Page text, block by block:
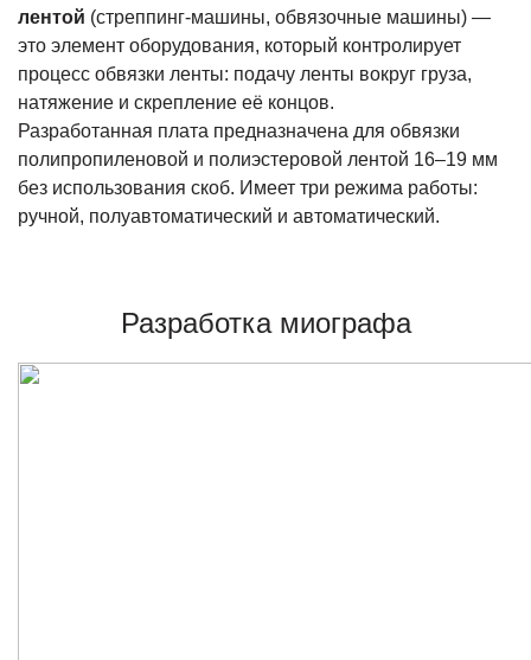
лентой (стреппинг-машины, обвязочные машины) —
это элемент оборудования, который контролирует
процесс обвязки ленты: подачу ленты вокруг груза,
натяжение и скрепление её концов.
Разработанная плата предназначена для обвязки
полипропиленовой и полиэстеровой лентой 16–19 мм
без использования скоб. Имеет три режима работы:
ручной, полуавтоматический и автоматический.
Разработка миографа